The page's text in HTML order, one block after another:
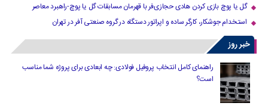
گل یا پوچ بازی کردن هادی حجازی‌فر با قهرمان مسابقات گل یا پوچ-راهبرد معاصر
استخدام جوشکار، کارگر ساده و اپراتور دستگاه در گروه صنعتی آفر در تهران
خبر روز
راهنمای کامل انتخاب پروفیل فولادی: چه ابعادی برای پروژه شما مناسب
است؟